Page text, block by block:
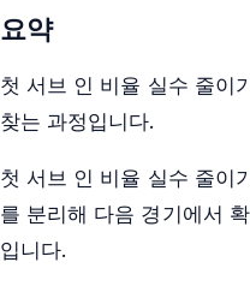
요약
첫 서브 인 비율 실수 줄이
찾는 과정입니다.
첫 서브 인 비율 실수 줄이
를 분리해 다음 경기에서
입니다.